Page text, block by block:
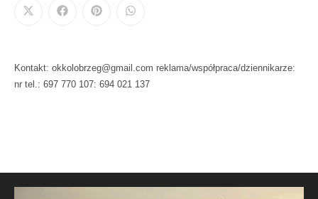
Kontakt: okkolobrzeg@gmail.com reklama/współpraca/dziennikarze:
nr tel.: 697 770 107: 694 021 137